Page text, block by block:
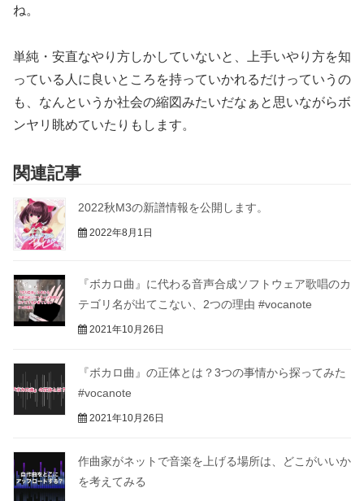
ね。
単純・安直なやり方しかしていないと、上手いやり方を知
っている人に良いところを持っていかれるだけっていうの
も、なんというか社会の縮図みたいだなぁと思いながらボ
ンヤリ眺めていたりもします。
関連記事
2022秋M3の新譜情報を公開します。
2022年8月1日
『ボカロ曲』に代わる音声合成ソフトウェア歌唱のカ
テゴリ名が出てこない、2つの理由 #vocanote
2021年10月26日
『ボカロ曲』の正体とは？3つの事情から探ってみた
#vocanote
2021年10月26日
作曲家がネットで音楽を上げる場所は、どこがいいか
を考えてみる